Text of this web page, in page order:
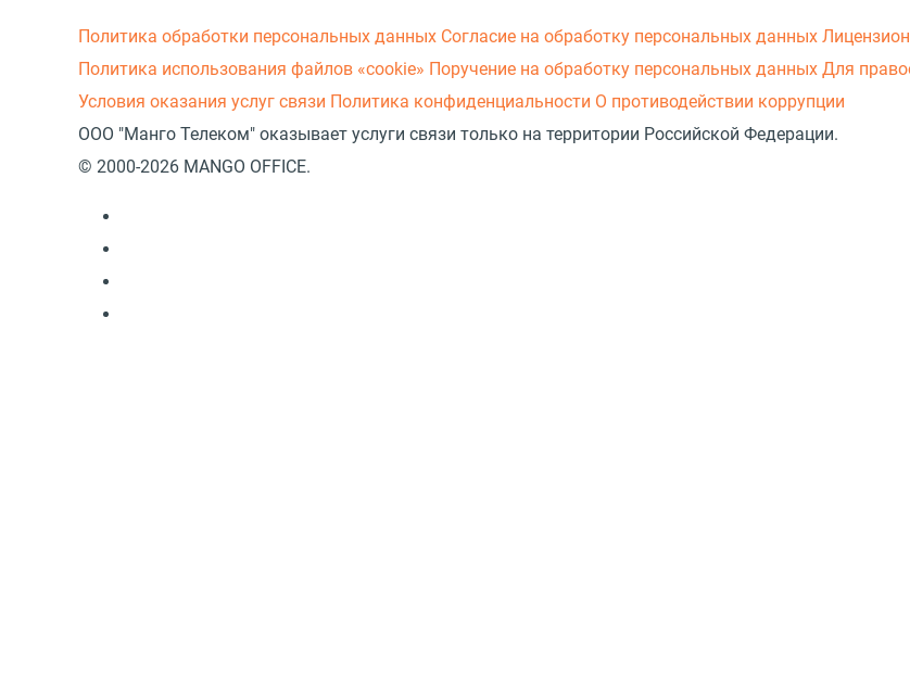
Политика обработки персональных данных Согласие на обработку персональных данных
Политика использования файлов «cookie» Поручение на обработку персональных данных Для
Условия оказания услуг связи Политика конфиденциальности О противодействии коррупции
ООО "Манго Телеком" оказывает услуги связи только на территории Российской Федерации.
© 2000-2026 MANGO OFFICE.